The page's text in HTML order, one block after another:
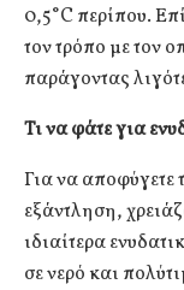
0,5°C περίπου.
τον τρόπο με τον
παράγοντας
Τι να φάτε για
Για να αποφύγετε
εξάντληση,
ιδιαίτερα
σε νερό και